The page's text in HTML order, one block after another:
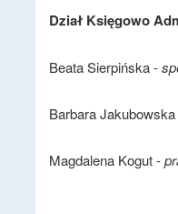
Dział Księgowo
Beata Sierpińska -
Barbara
Magdalena Kogut -